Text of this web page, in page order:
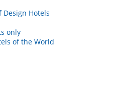
Design Hotels
only
of the World